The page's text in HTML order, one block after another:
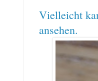
Vielleicht
ansehen.